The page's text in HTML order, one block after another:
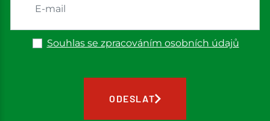
Souhlas se zpracováním osobních údajů
ODESLAT